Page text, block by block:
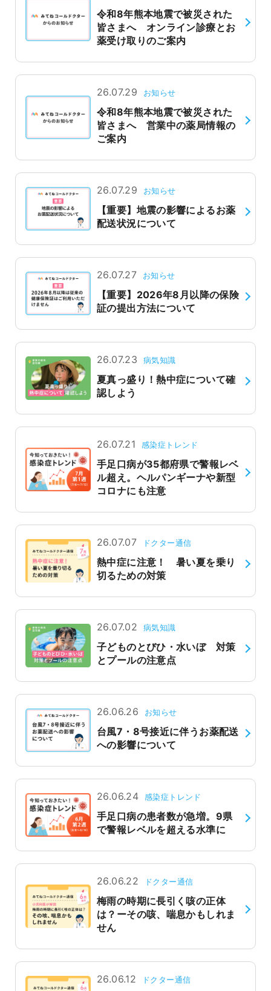
令和8年熊本地震で被災された
皆さまへ オンライン診療とお
薬受け取りのご案内
26.07.29 お知らせ
令和8年熊本地震で被災された
皆さまへ 営業中の薬局情報の
ご案内
26.07.29 お知らせ
【重要】地震の影響によるお薬
配送状況について
26.07.27 お知らせ
【重要】2026年8月以降の保険
証の提出方法について
26.07.23 病気知識
夏真っ盛り！熱中症について確
認しよう
26.07.21 感染症トレンド
手足口病が35都府県で警報レベ
ル超え。ヘルパンギーナや新型
コロナにも注意
26.07.07 ドクター通信
熱中症に注意！ 暑い夏を乗り
切るための対策
26.07.02 病気知識
子どものとびひ・水いぼ 対策
とプールの注意点
26.06.26 お知らせ
台風7・8号接近に伴うお薬配送
への影響について
26.06.24 感染症トレンド
手足口病の患者数が急増。9県
で警報レベルを超える水準に
26.06.22 ドクター通信
梅雨の時期に長引く咳の正体
は？ーその咳、喘息かもしれま
せん
26.06.12 ドクター通信